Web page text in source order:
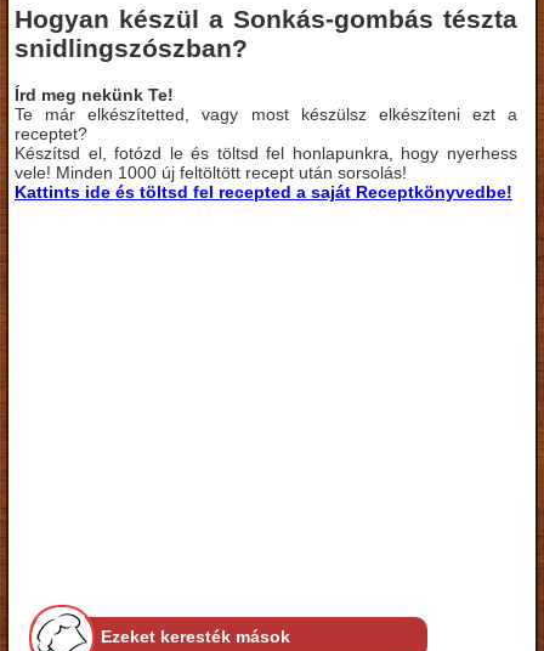
Hogyan készül a Sonkás-gombás tészta
snidlingszószban?
Írd meg nekünk Te!
Te már elkészítetted, vagy most készülsz elkészíteni ezt a
receptet?
Készítsd el, fotózd le és töltsd fel honlapunkra, hogy nyerhess
vele! Minden 1000 új feltöltött recept után sorsolás!
Kattints ide és töltsd fel recepted a saját Receptkönyvedbe!
Ezeket keresték mások